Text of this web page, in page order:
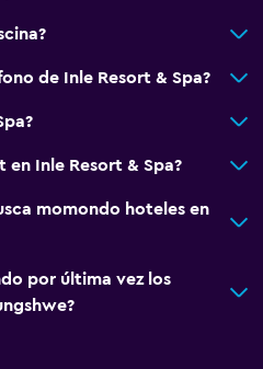
de Inle Resort & Spa?
en Inle Resort & Spa?
momondo hoteles en
por última vez los